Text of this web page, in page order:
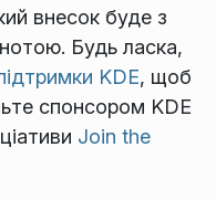
внесок буде з
Будь ласка,
KDE, щоб
спонсором KDE
Join the